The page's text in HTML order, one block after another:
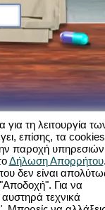
Εικόνες
Κανόνες
Νομικά στοιχεία
- Upjers.com
τη λειτουργία
επίσης, τα cookies
παροχή υπηρεσιών
Δήλωση Απορρήτου
δεν είναι
Για να
τεχνικά